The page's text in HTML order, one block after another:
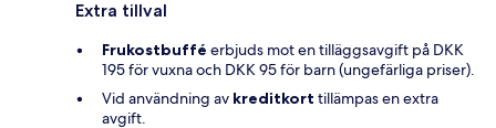
Extra tillval
Frukostbuffé erbjuds mot en tilläggsavgift på DKK
195 för vuxna och DKK 95 för barn (ungefärliga priser).
Vid användning av kreditkort tillämpas en extra
avgift.